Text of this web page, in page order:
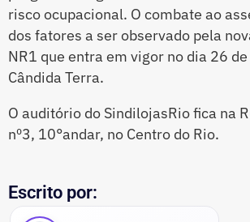
risco ocupacional. O combate ao
dos fatores a ser observado pela
NR1 que entra em vigor no dia 26
Cândida Terra.
O auditório do SindilojasRio fica na
nº3, 10°andar, no Centro do Rio.
Escrito por: